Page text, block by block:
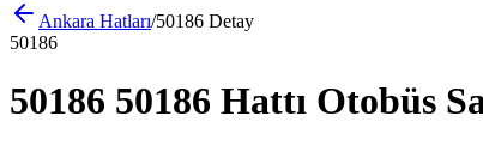
Ankara Hatları/50186 Detay
50186
50186 50186 Hattı Otobüs